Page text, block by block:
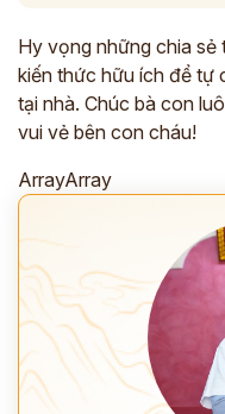
Hy vọng những chia sẻ
kiến thức hữu ích để tự
tại nhà. Chúc bà con
vui vẻ bên con cháu!
ArrayArray